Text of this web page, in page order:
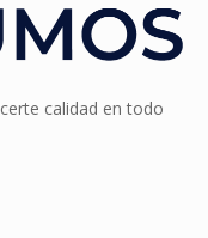
calidad en todo